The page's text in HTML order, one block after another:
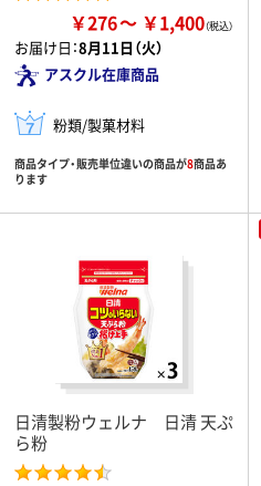
￥276 ￥1,400
お届け日：8月11日（火）
アスクル在庫商品
粉類/製菓材料
商品タイプ・販売単位違いの商品が8商品あ
ります
日清製粉ウェルナ 日清 天ぷ
ら粉